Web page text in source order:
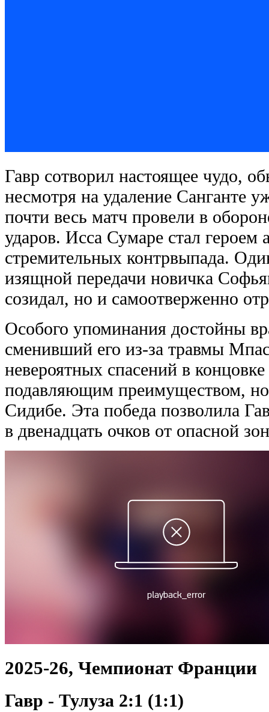
Гавр сотворил настоящее чудо,
несмотря на удаление Санганте
почти весь матч провели в
ударов. Исса Сумаре стал героем
стремительных контрвыпада.
изящной передачи новичка
созидал, но и самоотверженно
Особого упоминания достойны
сменивший его из-за травмы
невероятных спасений в
подавляющим преимуществом, но
Сидибе. Эта победа позволила
в двенадцать очков от опасной
2025-26, Чемпионат Франции
Гавр - Тулуза 2:1 (1:1)